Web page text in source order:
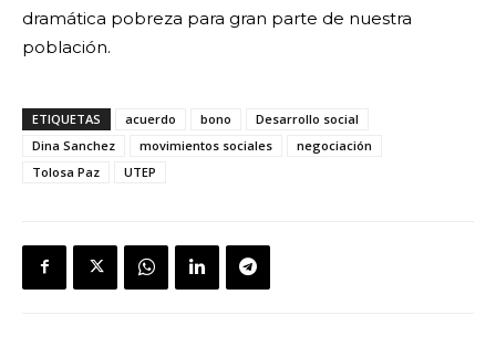
dramática pobreza para gran parte de nuestra
población.
ETIQUETAS acuerdo bono
Desarrollo social
Dina Sanchez
movimientos sociales
negociación
Tolosa Paz
UTEP